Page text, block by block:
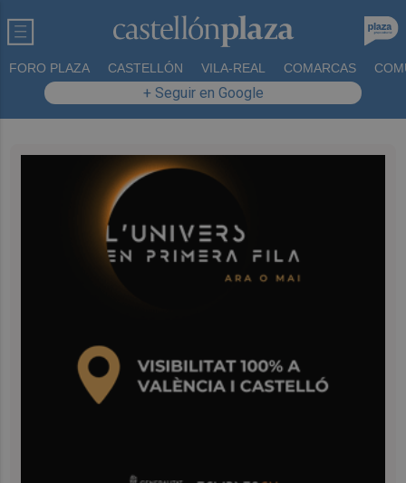
FORO PLAZA CASTELLÓN VILA-REAL COMARCAS
+ Seguir en Google